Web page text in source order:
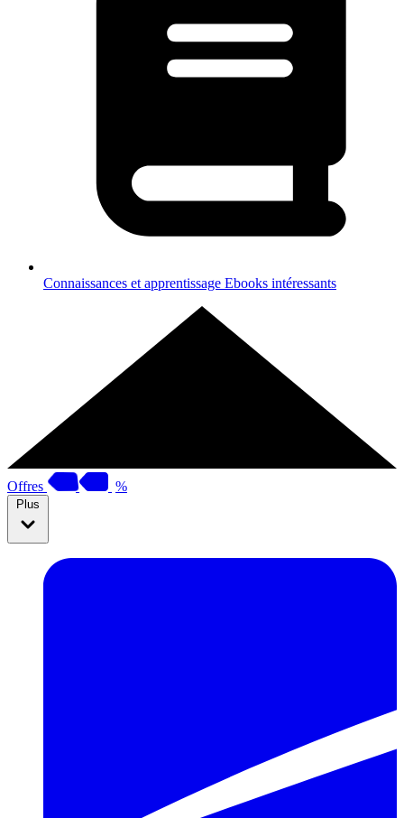
Connaissances et apprentissage Ebooks intéressants
Offres %
Plus